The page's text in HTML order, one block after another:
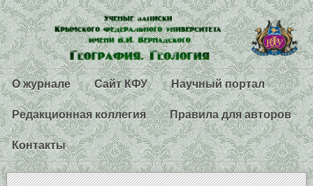
О журнале Сайт КФУ Научный портал
Редакционная коллегия Правила для авторов
Контакты